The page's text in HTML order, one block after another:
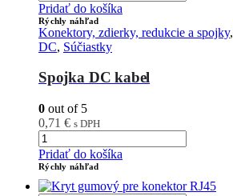
Pridať do košíka
Rýchly náhľad
Konektory, zdierky, redukcie a spojky,
DC, Súčiastky
Spojka DC kabel
0 out of 5
0,71 € s DPH
Pridať do košíka
Rýchly náhľad